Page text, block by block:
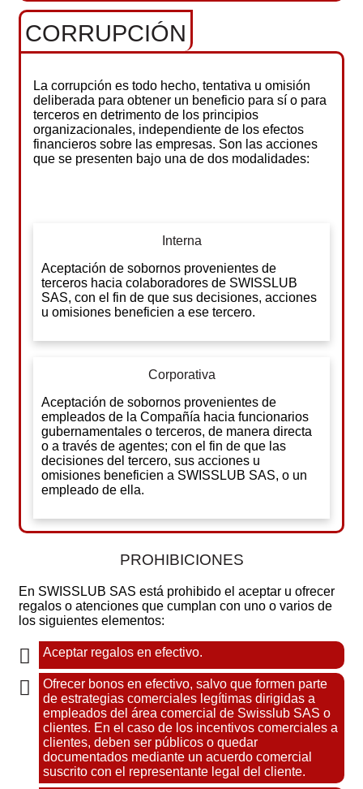
CORRUPCIÓN
La corrupción es todo hecho, tentativa u omisión
deliberada para obtener un beneficio para sí o para
terceros en detrimento de los principios
organizacionales, independiente de los efectos
financieros sobre las empresas. Son las acciones
que se presenten bajo una de dos modalidades:
Interna
Aceptación de sobornos provenientes de
terceros hacia colaboradores de SWISSLUB
SAS, con el fin de que sus decisiones, acciones
u omisiones beneficien a ese tercero.
Corporativa
Aceptación de sobornos provenientes de
empleados de la Compañía hacia funcionarios
gubernamentales o terceros, de manera directa
o a través de agentes; con el fin de que las
decisiones del tercero, sus acciones u
omisiones beneficien a SWISSLUB SAS, o un
empleado de ella.
PROHIBICIONES
En SWISSLUB SAS está prohibido el aceptar u ofrecer
regalos o atenciones que cumplan con uno o varios de
los siguientes elementos:
Aceptar regalos en efectivo.
Ofrecer bonos en efectivo, salvo que formen parte
de estrategias comerciales legítimas dirigidas a
empleados del área comercial de Swisslub SAS o
clientes. En el caso de los incentivos comerciales a
clientes, deben ser públicos o quedar
documentados mediante un acuerdo comercial
suscrito con el representante legal del cliente.